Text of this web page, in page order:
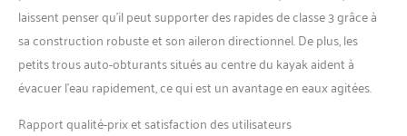
kayak, la pagaie de kayak en
4 pièces est également facile
à utiliser. Excellente
maniabilité et stabilité pour
vous emmener partout où
vous le souhaitez. Facile à
utiliser : facile à gonfler et à
laissent penser qu’il peut supporter des rapides de classe 3 grâce à
sa construction robuste et son aileron directionnel. De plus, les
petits trous auto-obturants situés au centre du kayak aident à
évacuer l’eau rapidement, ce qui est un avantage en eaux agitées.
Rapport qualité-prix et satisfaction des utilisateurs